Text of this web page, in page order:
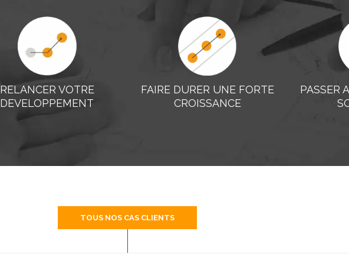
RELANCER VOTRE
DEVELOPPEMENT
FAIRE DURER UNE FORTE
CROISSANCE
PASSER
TOUS NOS CAS CLIENTS